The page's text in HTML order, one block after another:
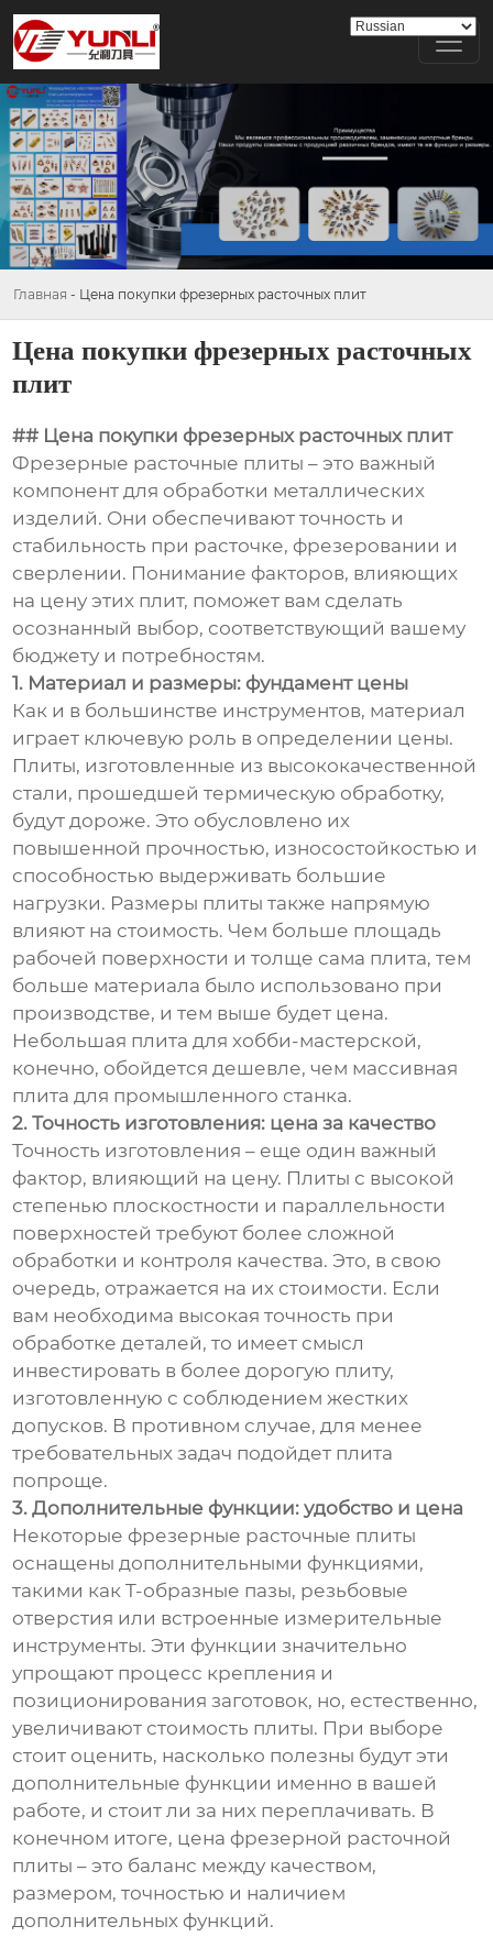
Главная - Цена покупки фрезерных расточных плит
Цена покупки фрезерных расточных
плит
## Цена покупки фрезерных расточных плит
Фрезерные расточные плиты – это важный
компонент для обработки металлических
изделий. Они обеспечивают точность и
стабильность при расточке, фрезеровании и
сверлении. Понимание факторов, влияющих
на цену этих плит, поможет вам сделать
осознанный выбор, соответствующий вашему
бюджету и потребностям.
1. Материал и размеры: фундамент цены
Как и в большинстве инструментов, материал
играет ключевую роль в определении цены.
Плиты, изготовленные из высококачественной
стали, прошедшей термическую обработку,
будут дороже. Это обусловлено их
повышенной прочностью, износостойкостью и
способностью выдерживать большие
нагрузки. Размеры плиты также напрямую
влияют на стоимость. Чем больше площадь
рабочей поверхности и толще сама плита, тем
больше материала было использовано при
производстве, и тем выше будет цена.
Небольшая плита для хобби-мастерской,
конечно, обойдется дешевле, чем массивная
плита для промышленного станка.
2. Точность изготовления: цена за качество
Точность изготовления – еще один важный
фактор, влияющий на цену. Плиты с высокой
степенью плоскостности и параллельности
поверхностей требуют более сложной
обработки и контроля качества. Это, в свою
очередь, отражается на их стоимости. Если
вам необходима высокая точность при
обработке деталей, то имеет смысл
инвестировать в более дорогую плиту,
изготовленную с соблюдением жестких
допусков. В противном случае, для менее
требовательных задач подойдет плита
попроще.
3. Дополнительные функции: удобство и цена
Некоторые фрезерные расточные плиты
оснащены дополнительными функциями,
такими как T-образные пазы, резьбовые
отверстия или встроенные измерительные
инструменты. Эти функции значительно
упрощают процесс крепления и
позиционирования заготовок, но, естественно,
увеличивают стоимость плиты. При выборе
стоит оценить, насколько полезны будут эти
дополнительные функции именно в вашей
работе, и стоит ли за них переплачивать. В
конечном итоге, цена фрезерной расточной
плиты – это баланс между качеством,
размером, точностью и наличием
дополнительных функций.